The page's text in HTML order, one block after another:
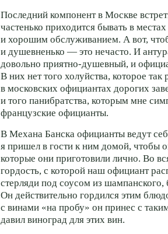
Последний компонент в Москве
частенько приходится бывать в
и хорошим обслуживанием. А вот,
и душевненько — это нечасто. И
довольно приятно-душевный, и
В них нет того холуйства, которое так
в московских официантах дорогих
и того панибратства, которым мне
французские официанты.
В Механа Банска официанты ведут
я пришел в гости к ним домой, чтобы
которые они приготовили лично. Во
гордость, с которой наш официант
стерляди под соусом из
Он действительно гордился этим
с винами «на пробу» он принес с
давил виноград для этих вин.